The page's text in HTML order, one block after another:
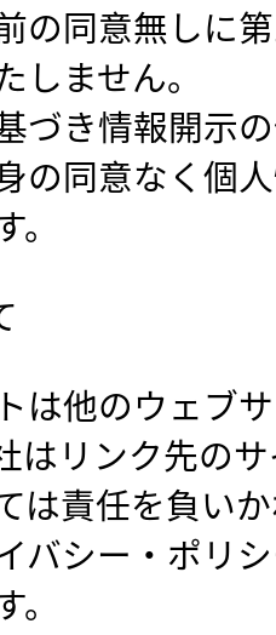
の同意無しに
しません。
づき情報開示
の同意なく個
。
は他のウェブ
はリンク先の
は責任を負い
バシー・ポリ
。